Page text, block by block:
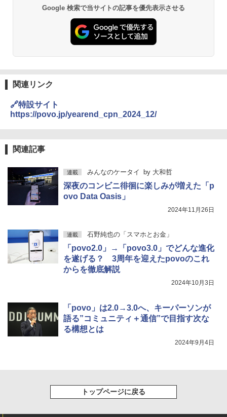
Google 検索で当サイトの記事を優先表示させる
関連リンク
🔗特設サイト
https://povo.jp/yearend_cpn_2024_12/
関連記事
連載 みんなのケータイ by 大和哲
深夜のコンビニ徘徊に楽しみが増えた「p
ovo Data Oasis」
2024年11月26日
連載 石野純也の「スマホとお金」
「povo2.0」→「povo3.0」でどんな進化
を遂げる？ 3周年を迎えたpovoのこれ
からを徹底解説
2024年10月3日
「povo」は2.0→3.0へ、キーパーソンが
語る”コミュニティ＋通信”で目指す次な
る構想とは
2024年9月4日
トップページに戻る